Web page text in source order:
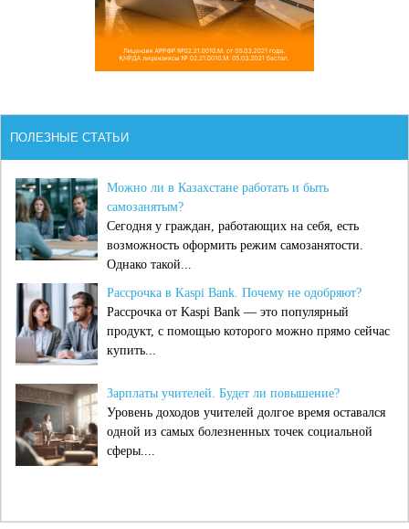
ПОЛЕЗНЫЕ СТАТЬИ
Можно ли в Казахстане работать и быть
самозанятым?
Сегодня у граждан, работающих на себя, есть
возможность оформить режим самозанятости.
Однако такой...
Рассрочка в Kaspi Bank. Почему не одобряют?
Рассрочка от Kaspi Bank — это популярный
продукт, с помощью которого можно прямо сейчас
купить...
Зарплаты учителей. Будет ли повышение?
Уровень доходов учителей долгое время оставался
одной из самых болезненных точек социальной
сферы....